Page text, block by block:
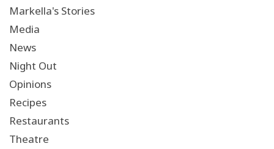
Markella's Stories
Media
News
Night Out
Opinions
Recipes
Restaurants
Theatre